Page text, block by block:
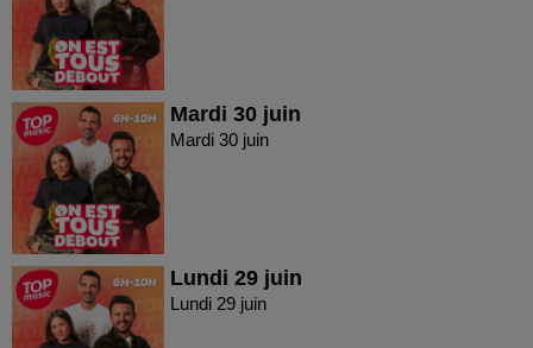
Mardi 30 juin
Mardi 30 juin
Lundi 29 juin
Lundi 29 juin